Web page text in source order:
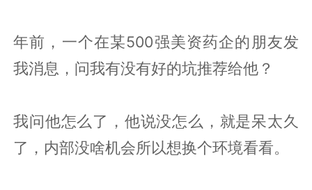
年前，一个在某500强美资药企的朋友发
我消息，问我有没有好的坑推荐给他？
我问他怎么了，他说没怎么，就是呆太久
了，内部没啥机会所以想换个环境看看。